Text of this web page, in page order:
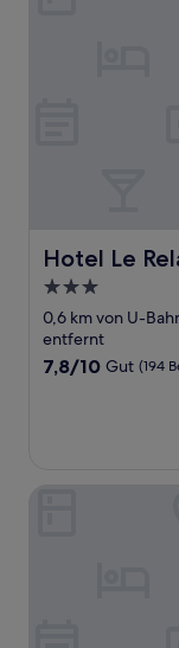
Hotel Le
Hotel Le Relais
3.0-
Sterne-
Unterkunft
0,6 km von U-
entfernt
7.8
7,8/10 Gut (194